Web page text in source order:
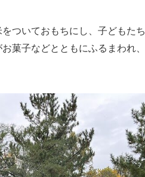
ついておもちにし、子どもた
菓子などとともにふるまわれ